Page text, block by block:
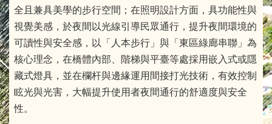
全且兼具美學的步行空間；在照明設計方面，具功能性與
視覺美感，於夜間以光線引導民眾通行，提升夜間環境的
可讀性與安全感，以「人本步行」與「東區綠廊串聯」為
核心理念，在橋體內部、階梯與平臺等處採用嵌入式或隱
藏式燈具，並在欄杆與邊緣運用間接打光技術，有效控制
眩光與光害，大幅提升使用者夜間通行的舒適度與安全
性。